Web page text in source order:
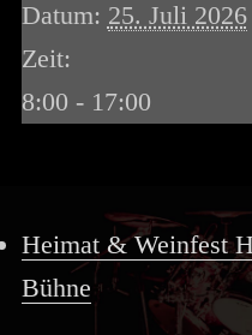
Datum: 25. Juli 2026
Zeit:
8:00 - 17:00
Heimat & Weinfest
Bühne